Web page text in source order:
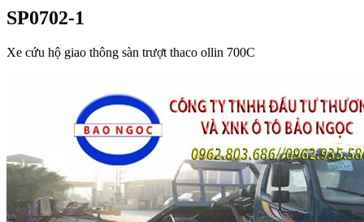
SP0702-1
Xe cứu hộ giao thông sàn trượt thaco ollin 700C